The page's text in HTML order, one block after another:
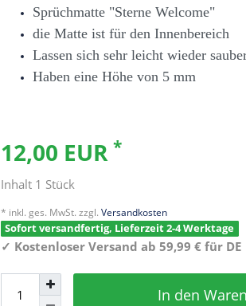
Sprüchmatte "Sterne Welcome"
die Matte ist für den Innenbereich
Lassen sich sehr leicht wieder
Haben eine Höhe von 5 mm
12,00 EUR *
Inhalt 1 Stück
* inkl. ges. MwSt. zzgl. Versandkosten
Sofort versandfertig, Lieferzeit 2-4 Werktage
✓ Kostenloser Versand ab 59,99 € für DE
In den